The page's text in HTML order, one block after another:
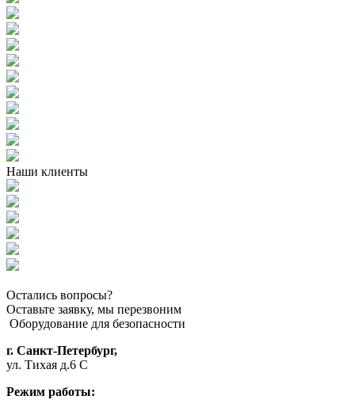
Наши клиенты
Остались вопросы?
Оставьте заявку, мы перезвоним
Оборудование для безопасности
г. Санкт-Петербург,
ул. Тихая д.6 С
Режим работы: